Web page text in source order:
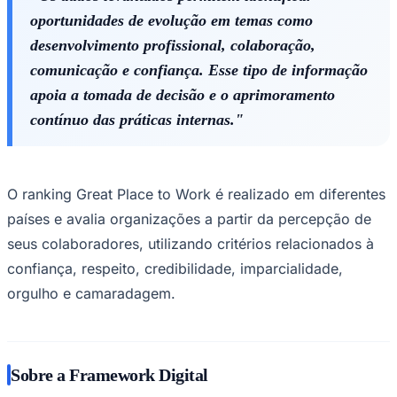
Goiás
"À medida que as organizações crescem e ampliam
sua atuação, torna-se necessário acompanhar de
forma contínua como as práticas de gestão,
desenvolvimento e liderança são percebidas pelas
A executiva destaca que os resultados também
contribuem para o planejamento das próximas iniciativas
relacionadas à gestão de pessoas.
"Os dados levantados permitem identificar